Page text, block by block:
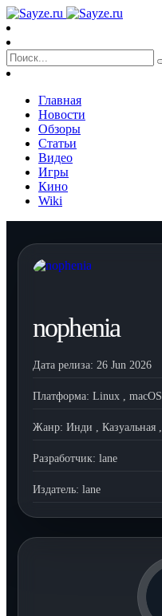
Главная
Новости
Обзоры
Статьи
Видео
Игры
Кино
Wiki
nophenia
Дата релиза: 26 Jun 2026
Платформа: Linux , macOS
Жанр: Инди , Казуальная ,
Разработчик: lane
Издатель: lane